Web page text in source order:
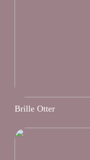
Brille Otter